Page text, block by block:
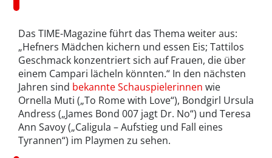
Das TIME-Magazine führt das Thema weiter aus:
„Hefners Mädchen kichern und essen Eis; Tattilos
Geschmack konzentriert sich auf Frauen, die über
einem Campari lächeln könnten.“ In den nächsten
Jahren sind bekannte Schauspielerinnen wie
Ornella Muti („To Rome with Love“), Bondgirl Ursula
Andress („James Bond 007 jagt Dr. No“) und Teresa
Ann Savoy („Caligula – Aufstieg und Fall eines
Tyrannen“) im Playmen zu sehen.